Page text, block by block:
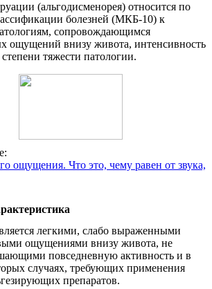
(альгодисменорея) относится по
болезней (МКБ-10) к
сопровождающимся
ощущений внизу живота, интенсивность
тяжести патологии.
ощущения. Что это, чему равен от звука,
легкими, слабо выраженными
ощущениями внизу живота, не
повседневную активность и в
случаях, требующих применения
препаратов.